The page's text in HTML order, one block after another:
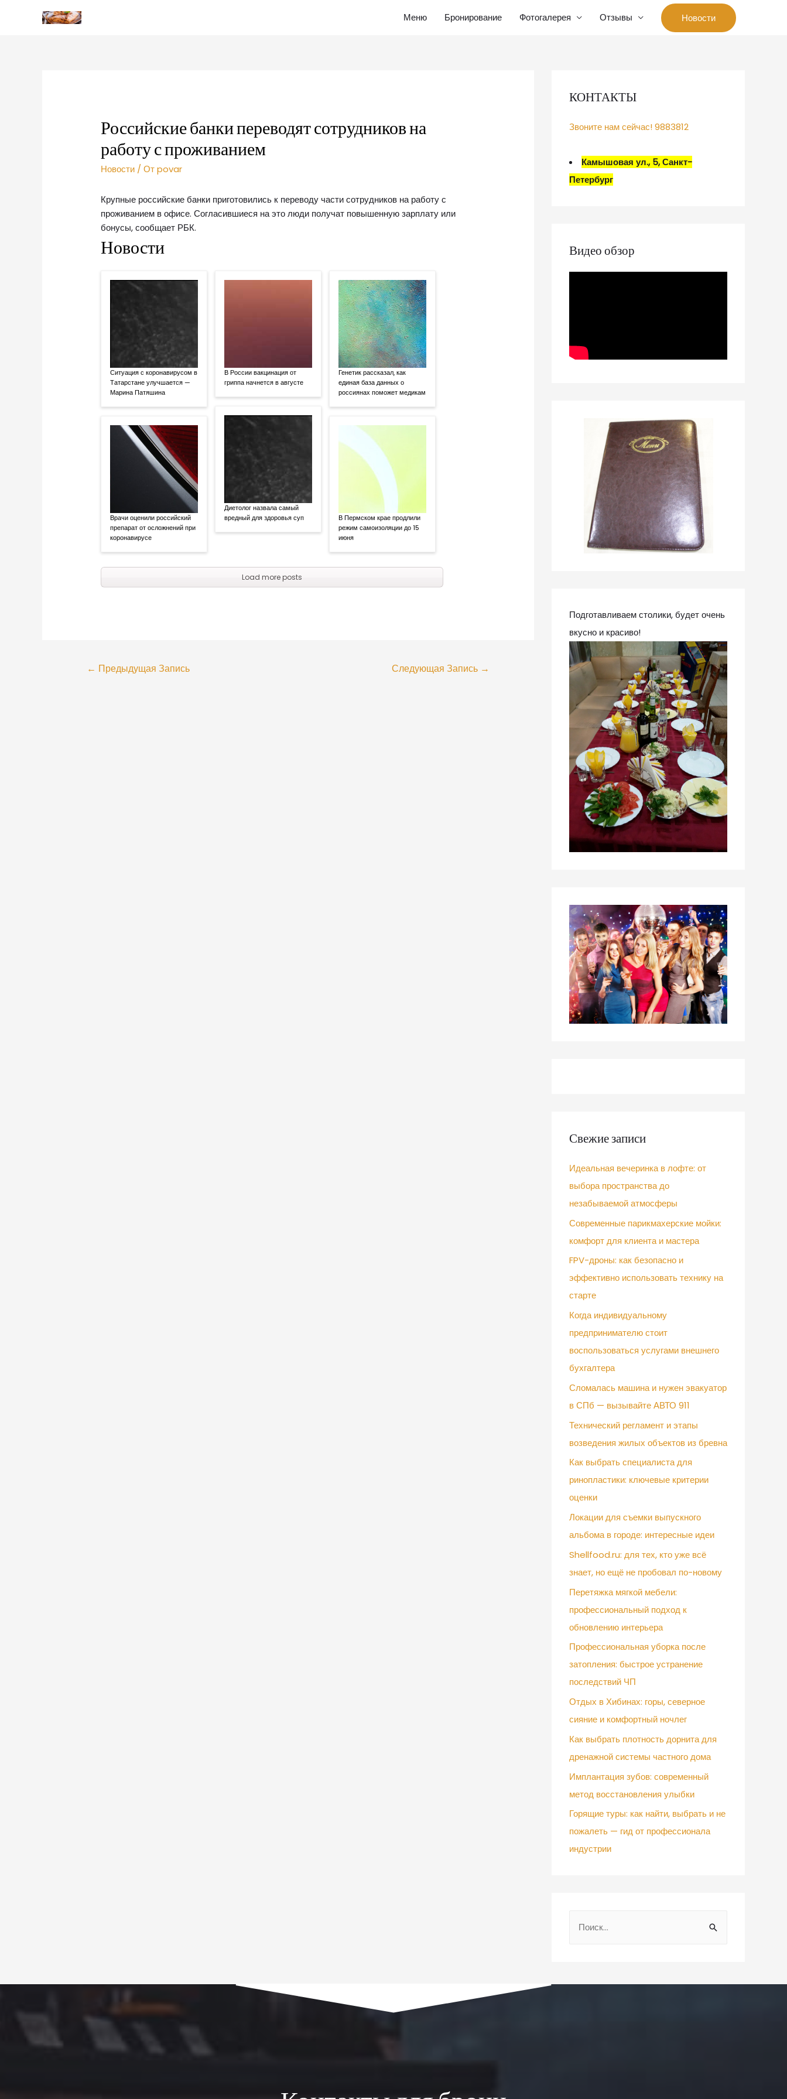
Меню Бронирование Фотогалерея Отзывы Новости
Российские банки переводят сотрудников на
работу с проживанием
Новости / Отpovar
Крупные российские банки приготовились к переводу части сотрудников на работу с
проживанием в офисе. Согласившиеся на это люди получат повышенную зарплату или
бонусы, сообщает РБК.
Новости
Ситуация с коронавирусом в
Татарстане улучшается —
Марина Патяшина
Врачи оценили российский
препарат от осложнений при
коронавирусе
В России вакцинация от
гриппа начнется в августе
Диетолог назвала самый
вредный для здоровья суп
Генетик рассказал, как
единая база данных о
россиянах поможет медикам
В Пермском крае продлили
режим самоизоляции до 15
июня
Load more posts
← Предыдущая Запись Следующая Запись →
КОНТАКТЫ
Звоните нам сейчас! 9883812
Камышовая ул., 5, Санкт-
Петербург
Видео обзор
Подготавливаем столики, будет очень
вкусно и красиво!
Свежие записи
Идеальная вечеринка в лофте: от
выбора пространства до
незабываемой атмосферы
Современные парикмахерские мойки:
комфорт для клиента и мастера
FPV-дроны: как безопасно и
эффективно использовать технику на
старте
Когда индивидуальному
предпринимателю стоит
воспользоваться услугами внешнего
бухгалтера
Сломалась машина и нужен эвакуатор
в СПб — вызывайте АВТО 911
Технический регламент и этапы
возведения жилых объектов из бревна
Как выбрать специалиста для
ринопластики: ключевые критерии
оценки
Локации для съемки выпускного
альбома в городе: интересные идеи
Shellfood.ru: для тех, кто уже всё
знает, но ещё не пробовал по-новому
Перетяжка мягкой мебели:
профессиональный подход к
обновлению интерьера
Профессиональная уборка после
затопления: быстрое устранение
последствий ЧП
Отдых в Хибинах: горы, северное
сияние и комфортный ночлег
Как выбрать плотность дорнита для
дренажной системы частного дома
Имплантация зубов: современный
метод восстановления улыбки
Горящие туры: как найти, выбрать и не
пожалеть — гид от профессионала
индустрии